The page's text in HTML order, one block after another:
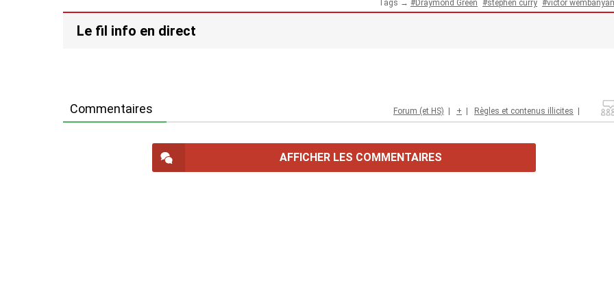
Tags → Draymond Green stephen curry victor
Le fil info en direct
Commentaires Forum (et HS) + Règles et contenus illicites
AFFICHER LES COMMENTAIRES